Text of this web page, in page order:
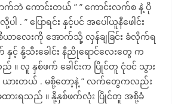
က်ဘဲ ကောင်းတယ် ” ” ကောင်းလက်စ နဲ့ ပို
ါ . ” ပြောရင်း နှင့်ပင် အပေါ်ယူနီဖေါင်း
စီယာလေးကို အောက်သို့ လှန်ချခြင်း ခံလိုက်ရ
င့် နို့သီးခေါင်း နီညိုရောင်လေးတွေ က
ည် ။ လူ နှစ်ဖက် ခေါင်းက ပြိုင်တူ ငုံဝင် သွား
ယားတယ် . မစို့တော့နဲ့ ” လက်တွေကလည်း
ထားရသည် ။ နို့နှစ်ဖက်လုံး ပြိုင်တူ အစို့ခံ